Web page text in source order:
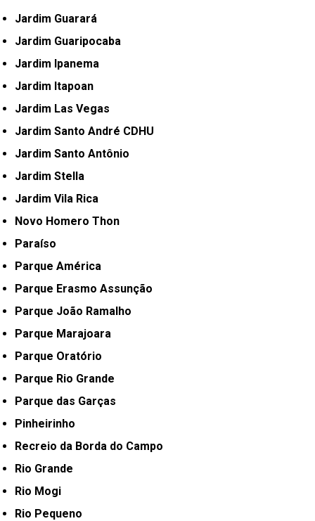
Jardim Guarará
Jardim Guaripocaba
Jardim Ipanema
Jardim Itapoan
Jardim Las Vegas
Jardim Santo André CDHU
Jardim Santo Antônio
Jardim Stella
Jardim Vila Rica
Novo Homero Thon
Paraíso
Parque América
Parque Erasmo Assunção
Parque João Ramalho
Parque Marajoara
Parque Oratório
Parque Rio Grande
Parque das Garças
Pinheirinho
Recreio da Borda do Campo
Rio Grande
Rio Mogi
Rio Pequeno